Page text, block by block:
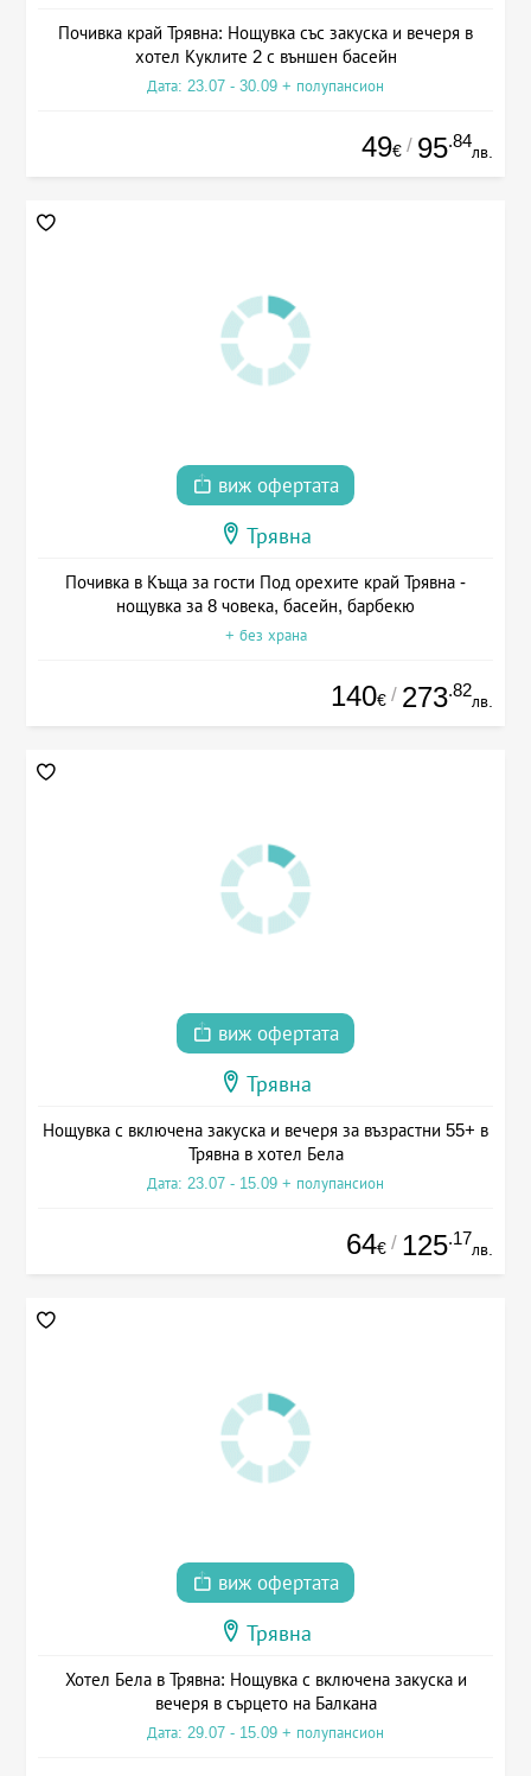
Почивка край Трявна: Нощувка със закуска и вечеря в
хотел Куклите 2 с външен басейн
Дата: 23.07 - 30.09 + полупансион
49€ / 95.84
лв.
виж офертата
Трявна
Почивка в Къща за гости Под орехите край Трявна -
нощувка за 8 човека, басейн, барбекю
+ без храна
140€ / 273.82
лв.
виж офертата
Трявна
Нощувка с включена закуска и вечеря за възрастни 55+ в
Трявна в хотел Бела
Дата: 23.07 - 15.09 + полупансион
64€ / 125.17
лв.
виж офертата
Трявна
Хотел Бела в Трявна: Нощувка с включена закуска и
вечеря в сърцето на Балкана
Дата: 29.07 - 15.09 + полупансион